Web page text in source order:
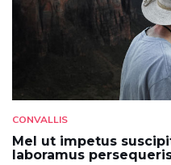
CONVALLIS
Mel ut impetus
laboramus